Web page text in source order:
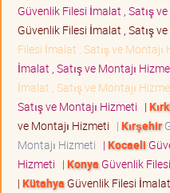
Güvenlik Filesi İmalat , Satış
Güvenlik Filesi İmalat , Satış
Filesi İmalat , Satış ve Montajı
İmalat , Satış ve Montajı
İmalat , Satış ve Montajı
Satış ve Montajı Hizmeti |
ve Montajı Hizmeti | Kırşehir
Montajı Hizmeti | Kocaeli
Hizmeti | Konya Güvenlik
| Kütahya Güvenlik Filesi